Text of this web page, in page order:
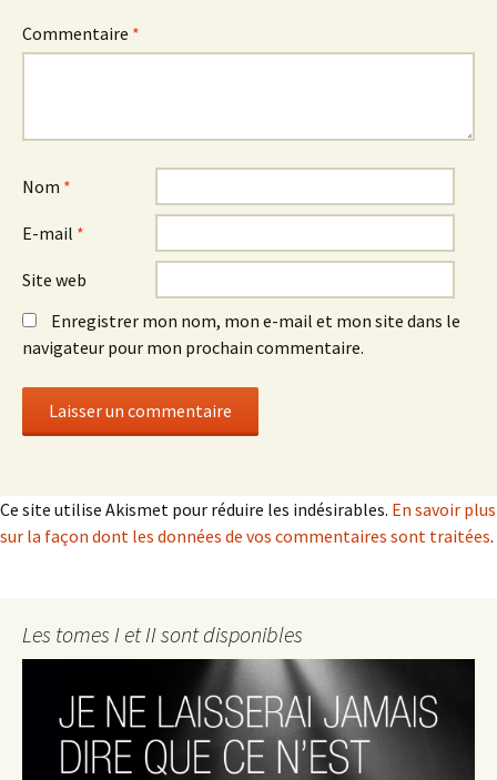
Commentaire *
Nom *
E-mail *
Site web
Enregistrer mon nom, mon e-mail et mon site dans le
navigateur pour mon prochain commentaire.
Ce site utilise Akismet pour réduire les indésirables. En savoir plus
sur la façon dont les données de vos commentaires sont traitées.
Les tomes I et II sont disponibles